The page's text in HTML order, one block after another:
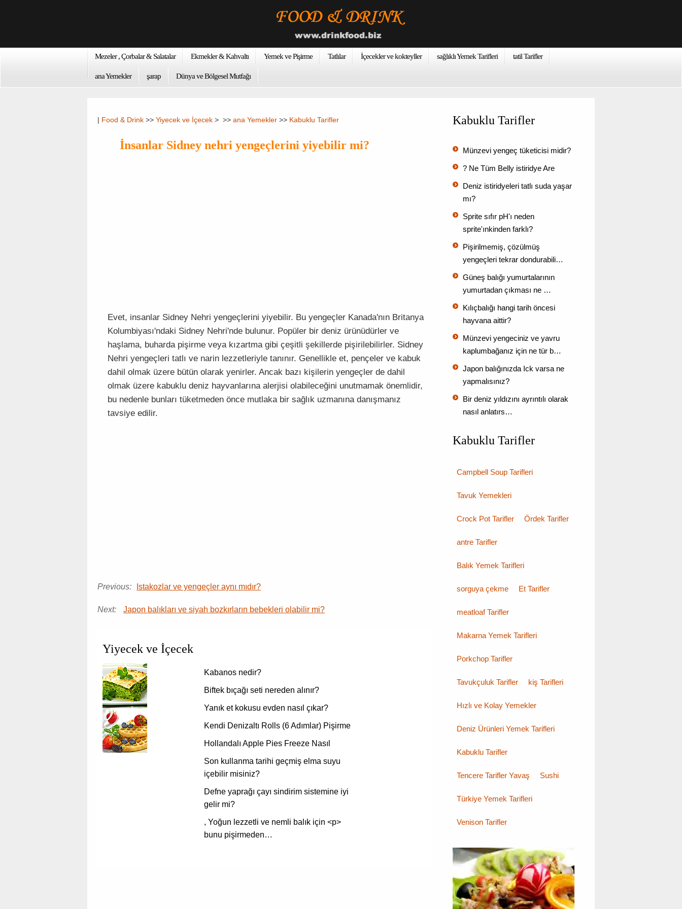
Mezeler , Çorbalar & Salatalar Ekmekler & Kahvaltı Yemek ve Pişirme Tatlılar İçecekler ve kokteyller sağlıklı Yemek Tarifleri tatil Tarifler
ana Yemekler şarap Dünya ve Bölgesel Mutfağı
| Food & Drink >> Yiyecek ve İçecek > >> ana Yemekler >> Kabuklu Tarifler
İnsanlar Sidney nehri yengeçlerini yiyebilir mi?
Evet, insanlar Sidney Nehri yengeçlerini yiyebilir. Bu yengeçler Kanada'nın Britanya
Kolumbiyası'ndaki Sidney Nehri'nde bulunur. Popüler bir deniz ürünüdürler ve
haşlama, buharda pişirme veya kızartma gibi çeşitli şekillerde pişirilebilirler. Sidney
Nehri yengeçleri tatlı ve narin lezzetleriyle tanınır. Genellikle et, pençeler ve kabuk
dahil olmak üzere bütün olarak yenirler. Ancak bazı kişilerin yengeçler de dahil
olmak üzere kabuklu deniz hayvanlarına alerjisi olabileceğini unutmamak önemlidir,
bu nedenle bunları tüketmeden önce mutlaka bir sağlık uzmanına danışmanız
tavsiye edilir.
Previous: Istakozlar ve yengeçler aynı mıdır?
Next: Japon balıkları ve siyah bozkırların bebekleri olabilir mi?
Yiyecek ve İçecek
Kabanos nedir?
Biftek bıçağı seti nereden alınır?
Yanık et kokusu evden nasıl çıkar?
Kendi Denizaltı Rolls (6 Adımlar) Pişirme
Hollandalı Apple Pies Freeze Nasıl
Son kullanma tarihi geçmiş elma suyu
içebilir misiniz?
Defne yaprağı çayı sindirim sistemine iyi
gelir mi?
, Yoğun lezzetli ve nemli balık için <p>
bunu pişirmeden…
Kabuklu Tarifler
Münzevi yengeç tüketicisi midir?
? Ne Tüm Belly istiridye Are
Deniz istiridyeleri tatlı suda yaşar
mı?
Sprite sıfır pH'ı neden
sprite'ınkinden farklı?
Pişirilmemiş, çözülmüş
yengeçleri tekrar dondurabili…
Güneş balığı yumurtalarının
yumurtadan çıkması ne …
Kılıçbalığı hangi tarih öncesi
hayvana aittir?
Münzevi yengeciniz ve yavru
kaplumbağanız için ne tür b…
Japon balığınızda Ick varsa ne
yapmalısınız?
Bir deniz yıldızını ayrıntılı olarak
nasıl anlatırs…
Kabuklu Tarifler
Campbell Soup Tarifleri
Tavuk Yemekleri
Crock Pot Tarifler Ördek Tarifler
antre Tarifler
Balık Yemek Tarifleri
sorguya çekme Et Tarifler
meatloaf Tarifler
Makarna Yemek Tarifleri
Porkchop Tarifler
Tavukçuluk Tarifler kiş Tarifleri
Hızlı ve Kolay Yemekler
Deniz Ürünleri Yemek Tarifleri
Kabuklu Tarifler
Tencere Tarifler Yavaş Sushi
Türkiye Yemek Tarifleri
Venison Tarifler